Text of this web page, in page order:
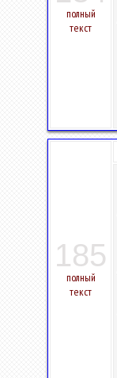
полный
текст
185
полный
текст